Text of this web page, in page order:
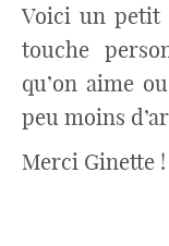
Voici un petit
touche
qu’on aime
peu moins
Merci Ginette !